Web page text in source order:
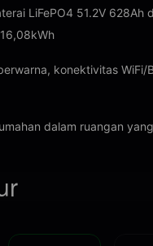
LiFePO4 51.2V 628Ah
konektivitas WiFi/
dalam ruangan